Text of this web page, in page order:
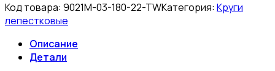
Код товара: 9021M-03-180-22-TWКатегория: Круги
лепестковые
Описание
Детали